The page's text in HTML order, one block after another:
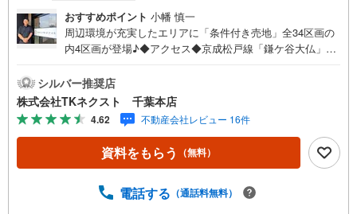
おすすめポイント 小幡 慎一
周辺環境が充実したエリアに「条件付き売地」全34区画の
内4区画が登場♪◆アクセス◆京成松戸線「鎌ケ谷大仏」
家族の多い分譲地は、困ったときも心強い♪人気のエリア
で条件付き売地をお得に購入♪ご家族のライフスタイルや
ニーズに合わせた設計ができる♪土地約40～45坪、多彩な
プランが可能な広さ♪忙しい方にも嬉しいスーパーやコン
ビニが徒歩圏内♪お子様とすぐに遊びに行ける距離に公園
があるのは嬉しい♪◆周辺環境◆船橋市立八木が谷北小学
保育園 徒歩23分食鮮館ヒフミ 徒歩5分ローソン白井根
シルバー推奨店
株式会社TKネクスト 千葉本店
4.62 不動産会社レビュー 16件
資料をもらう （無料）
電話する （通話料無料）